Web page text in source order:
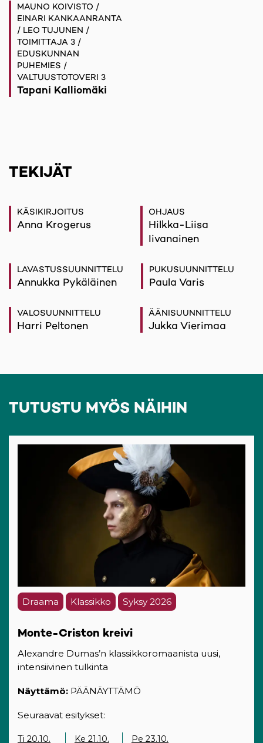
MAUNO KOIVISTO /
EINARI KANKAANRANTA
/ LEO TUJUNEN /
TOIMITTAJA 3 /
EDUSKUNNAN
PUHEMIES /
VALTUUSTOTOVERI 3
Tapani Kalliomäki
TEKIJÄT
KÄSIKIRJOITUS
Anna Krogerus
OHJAUS
Hilkka-Liisa
Iivanainen
LAVASTUSSUUNNITTELU
Annukka Pykäläinen
PUKUSUUNNITTELU
Paula Varis
VALOSUUNNITTELU
Harri Peltonen
ÄÄNISUUNNITTELU
Jukka Vierimaa
TUTUSTU MYÖS NÄIHIN
Draama Klassikko Syksy 2026
Monte-Criston kreivi
Alexandre Dumas’n klassikkoromaanista uusi,
intensiivinen tulkinta
Näyttämö: PÄÄNÄYTTÄMÖ
Seuraavat esitykset:
Ti 20.10. Ke 21.10. Pe 23.10.